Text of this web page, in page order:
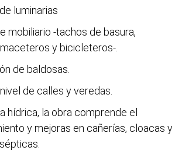
luminarias
mobiliario -tachos de basura,
y bicicleteros-.
de baldosas.
de calles y veredas.
hídrica, la obra comprende el
y mejoras en cañerías, cloacas y